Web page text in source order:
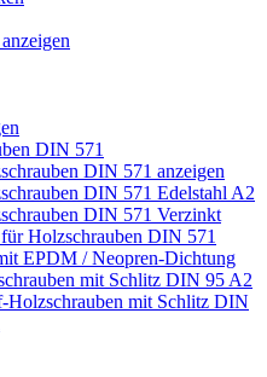
DIN 571
DIN 571 anzeigen
DIN 571 Edelstahl A2
DIN 571 Verzinkt
Holzschrauben DIN 571
EPDM / Neopren-Dichtung
mit Schlitz DIN 95 A2
Holzschrauben mit Schlitz DIN